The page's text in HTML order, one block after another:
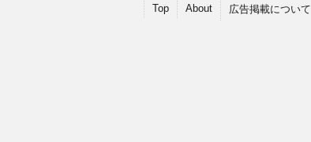
Top About 広告掲載について